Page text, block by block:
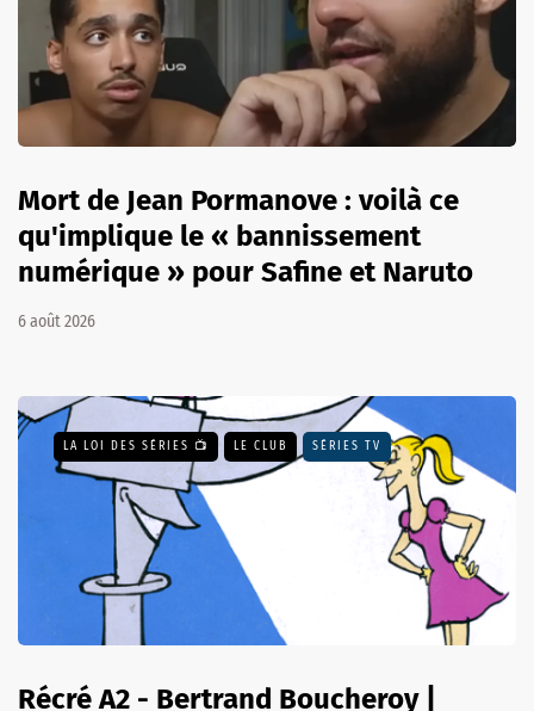
Mort de Jean Pormanove : voilà ce
qu'implique le « bannissement
numérique » pour Safine et Naruto
6 août 2026
LA LOI DES SÉRIES 📺 LE CLUB SÉRIES TV
Récré A2 - Bertrand Boucheroy |